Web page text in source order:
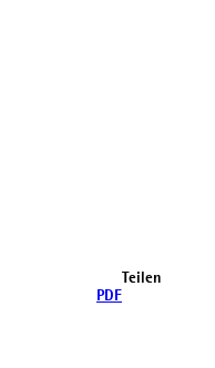
PDF
Teilen